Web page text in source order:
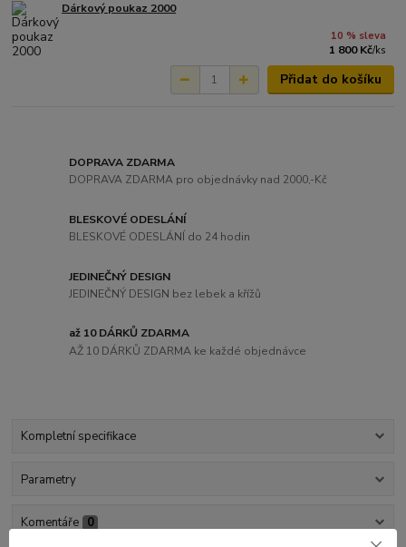
Dárkový poukaz 2000
10 % sleva
1 800 Kč/ks
Přidat do košíku
DOPRAVA ZDARMA
DOPRAVA ZDARMA pro objednávky nad 2000,-Kč
BLESKOVÉ ODESLÁNÍ
BLESKOVÉ ODESLÁNÍ do 24 hodin
JEDINEČNÝ DESIGN
JEDINEČNÝ DESIGN bez lebek a křížů
až 10 DÁRKŮ ZDARMA
AŽ 10 DÁRKŮ ZDARMA ke každé objednávce
Kompletní specifikace
Parametry
Komentáře 0